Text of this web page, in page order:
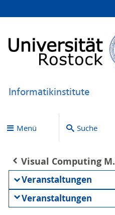
Informatikinstitute
Menü Suche
Visual Computing
Veranstaltungen
Veranstaltungen